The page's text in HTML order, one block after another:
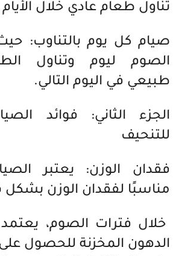
تناول طعام عادي خلال الأيام
صيام كل يوم بالتناوب:
الصوم ليوم وتناول
طبيعي في اليوم التالي.
الجزء الثاني: فوائد
للتنحيف
فقدان الوزن: يعتبر
مناسبًا لفقدان الوزن
خلال فترات الصوم،
الدهون المخزنة للحصول